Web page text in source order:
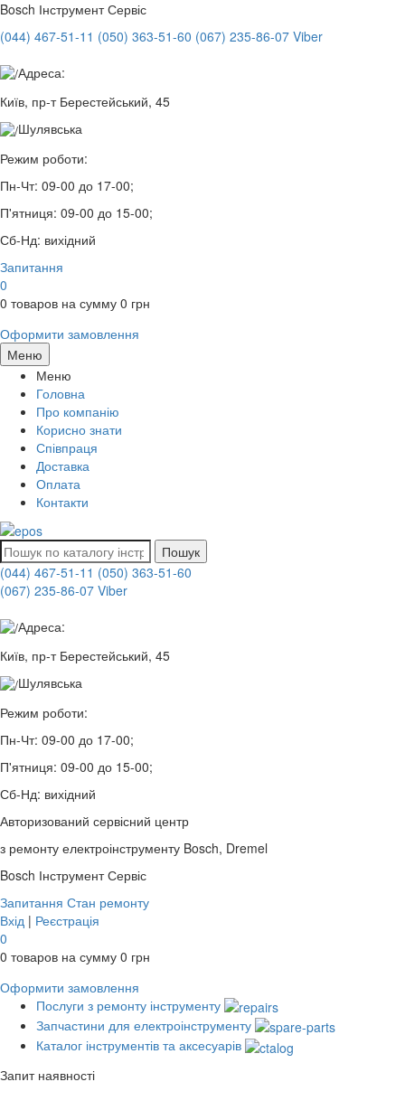
Bosch Інструмент Сервіс
(044) 467-51-11 (050) 363-51-60 (067) 235-86-07 Viber
Адреса:
Київ, пр-т Берестейський, 45
Шулявська
Режим роботи:
Пн-Чт: 09-00 до 17-00;
П'ятниця: 09-00 до 15-00;
Сб-Нд: вихідний
Запитання
0
0 товаров на сумму 0 грн
Оформити замовлення
Меню
Меню
Головна
Про компанію
Корисно знати
Співпраця
Доставка
Оплата
Контакти
Пошук
(044) 467-51-11 (050) 363-51-60
(067) 235-86-07 Viber
Адреса:
Київ, пр-т Берестейський, 45
Шулявська
Режим роботи:
Пн-Чт: 09-00 до 17-00;
П'ятниця: 09-00 до 15-00;
Сб-Нд: вихідний
Авторизований сервісний центр
з ремонту електроінструменту Bosch, Dremel
Bosch Інструмент Сервіс
Запитання Стан ремонту
Вхід | Реєстрація
0
0 товаров на сумму 0 грн
Оформити замовлення
Послуги з ремонту інструменту
Запчастини для електроінструменту
Каталог інструментів та аксесуарів
Запит наявності